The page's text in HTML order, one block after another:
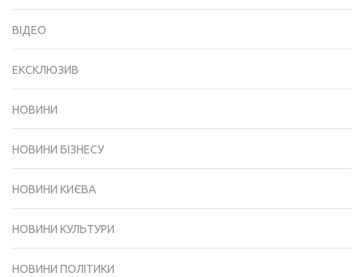
ВІДЕО
ЕКСКЛЮЗИВ
НОВИНИ
НОВИНИ БІЗНЕСУ
НОВИНИ КИЄВА
НОВИНИ КУЛЬТУРИ
НОВИНИ ПОЛІТИКИ